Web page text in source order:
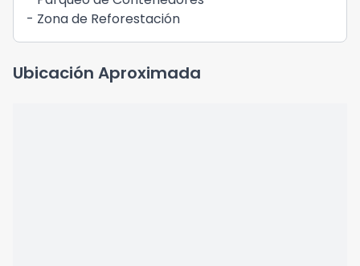
- Zona de Reforestación
Ubicación Aproximada